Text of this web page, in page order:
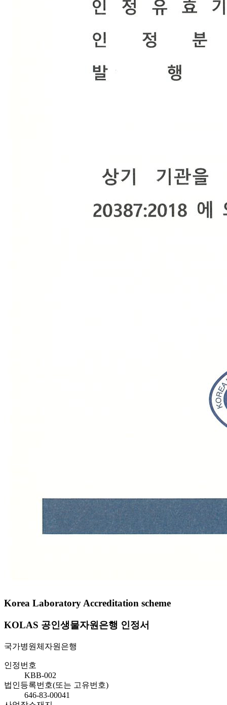
Korea Laboratory Accreditation scheme
KOLAS 공인생물자원은행 인정서
국가병원체자원은행
인정번호
KBB-002
법인등록번호(또는 고유번호)
646-83-00041